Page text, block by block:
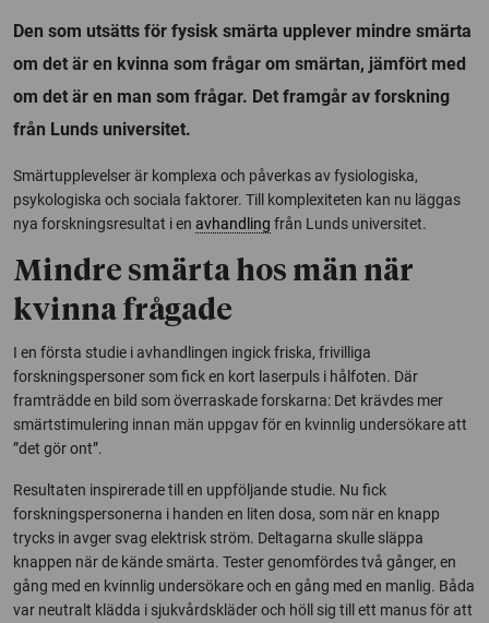
Den som utsätts för fysisk smärta upplever mindre smärta
om det är en kvinna som frågar om smärtan, jämfört med
om det är en man som frågar. Det framgår av forskning
från Lunds universitet.
Smärtupplevelser är komplexa och påverkas av fysiologiska,
psykologiska och sociala faktorer. Till komplexiteten kan nu läggas
nya forskningsresultat i en avhandling från Lunds universitet.
Mindre smärta hos män när
kvinna frågade
I en första studie i avhandlingen ingick friska, frivilliga
forskningspersoner som fick en kort laserpuls i hålfoten. Där
framträdde en bild som överraskade forskarna: Det krävdes mer
smärtstimulering innan män uppgav för en kvinnlig undersökare att
”det gör ont”.
Resultaten inspirerade till en uppföljande studie. Nu fick
forskningspersonerna i handen en liten dosa, som när en knapp
trycks in avger svag elektrisk ström. Deltagarna skulle släppa
knappen när de kände smärta. Tester genomfördes två gånger, en
gång med en kvinnlig undersökare och en gång med en manlig. Båda
var neutralt klädda i sjukvårdskläder och höll sig till ett manus för att